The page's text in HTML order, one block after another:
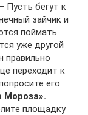
Пусть бегут к
зайчик и
поймать
уже другой
правильно
переходит к
его
Мороза».
площадку